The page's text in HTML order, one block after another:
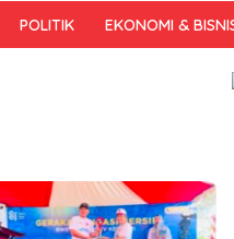
POLITIK EKONOMI &